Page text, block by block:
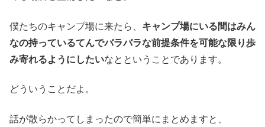
僕たちのキャンプ場に来たら、 キャンプ場にいる間はみん
なの持っているてんでバラバラな前提条件を可能な限り歩
み寄れるようにしたいなとということであります。
どういうことだよ。
話が散らかってしまったので簡単にまとめますと、